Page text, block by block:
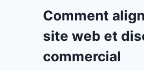
Comment
site web et
commercial